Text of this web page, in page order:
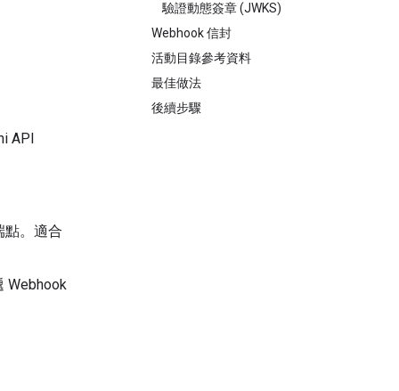
驗證動態簽章 (JWKS)
Webhook 信封
活動目錄參考資料
最佳做法
後續步驟
API
。適合
Webhook